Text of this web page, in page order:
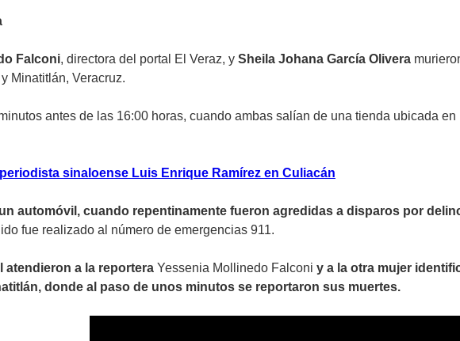
Falconi, directora del portal El Veraz, y Sheila Johana García Olivera
Minatitlán, Veracruz.
antes de las 16:00 horas, cuando ambas salían de una tienda ubicada
sinaloense Luis Enrique Ramírez en Culiacán
automóvil, cuando repentinamente fueron agredidas a disparos por
fue realizado al número de emergencias 911.
atendieron a la reportera Yessenia Mollinedo Falconi y a la otra mujer
donde al paso de unos minutos se reportaron sus muertes.